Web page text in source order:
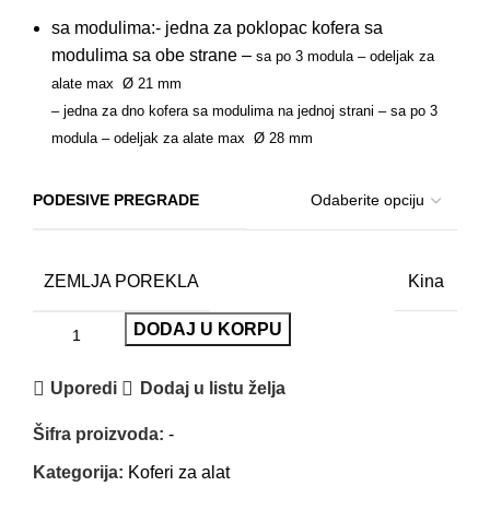
sa modulima:- jedna za poklopac kofera sa
modulima sa obe strane – sa po 3 modula – odeljak za
alate max Ø 21 mm
– jedna za dno kofera sa modulima na jednoj strani – sa po 3
modula – odeljak za alate max Ø 28 mm
PODESIVE PREGRADE
ZEMLJA POREKLA Kina
DODAJ U KORPU
Uporedi Dodaj u listu želja
Šifra proizvoda: -
Kategorija: Koferi za alat